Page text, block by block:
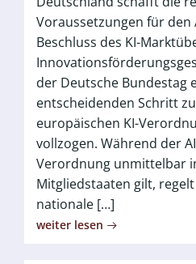
Voraussetzungen für den
Beschluss des KI-
der Deutsche Bundestag
entscheidenden Schritt
europäischen KI-
vollzogen. Während der
Verordnung unmittelbar
Mitgliedstaaten gilt, regelt
nationale […]
weiter lesen